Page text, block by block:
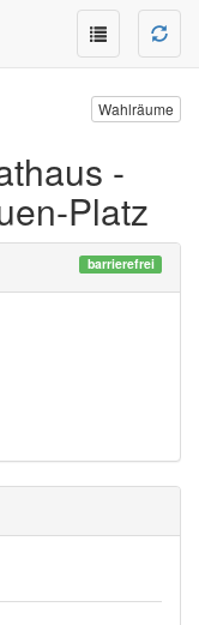
Wahlräume
-
Platz
barrierefrei